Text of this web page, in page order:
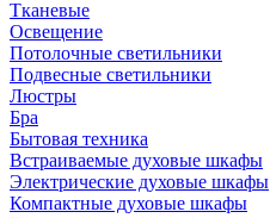
Тканевые
Освещение
Потолочные светильники
Подвесные светильники
Люстры
Бра
Бытовая техника
Встраиваемые духовые шкафы
Электрические духовые шкафы
Компактные духовые шкафы